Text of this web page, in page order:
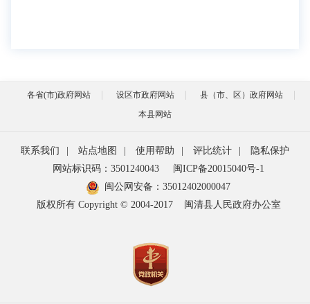
各省(市)政府网站 设区市政府网站
县（市、区）政府网站
本县网站
联系我们 站点地图 使用帮助 评比统计
隐私保护
网站标识码：3501240043
闽ICP备20015040号-1
闽公网安备： 35012402000047
版权所有 Copyright © 2004-2017
闽清县人民政府办公室